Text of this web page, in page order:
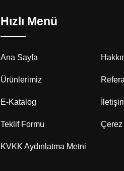
Hızlı Menü
Ana Sayfa
Ürünlerimiz
E-Katalog
Teklif Formu Çerez
KVKK Aydınlatma Metni